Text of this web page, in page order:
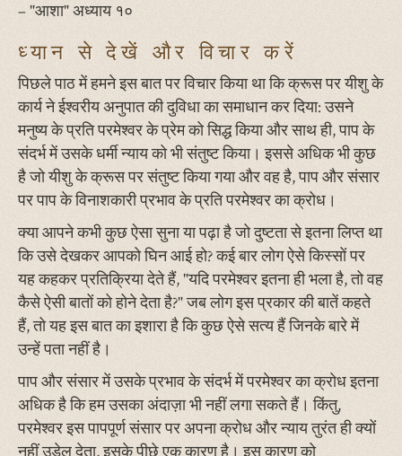
– "आशा" अध्याय १०
ध्यान से देखें और विचार करें
पिछले पाठ में हमने इस बात पर विचार किया था कि क्रूस पर यीशु के
कार्य ने ईश्वरीय अनुपात की दुविधा का समाधान कर दिया: उसने
मनुष्य के प्रति परमेश्वर के प्रेम को सिद्ध किया और साथ ही, पाप के
संदर्भ में उसके धर्मी न्याय को भी संतुष्ट किया। इससे अधिक भी कुछ
है जो यीशु के क्रूस पर संतुष्ट किया गया और वह है, पाप और संसार
पर पाप के विनाशकारी प्रभाव के प्रति परमेश्वर का क्रोध।
क्या आपने कभी कुछ ऐसा सुना या पढ़ा है जो दुष्टता से इतना लिप्त था
कि उसे देखकर आपको घिन आई हो? कई बार लोग ऐसे किस्सों पर
यह कहकर प्रतिक्रिया देते हैं, "यदि परमेश्वर इतना ही भला है, तो वह
कैसे ऐसी बातों को होने देता है?" जब लोग इस प्रकार की बातें कहते
हैं, तो यह इस बात का इशारा है कि कुछ ऐसे सत्य हैं जिनके बारे में
उन्हें पता नहीं है।
पाप और संसार में उसके प्रभाव के संदर्भ में परमेश्वर का क्रोध इतना
अधिक है कि हम उसका अंदाज़ा भी नहीं लगा सकते हैं। किंतु,
परमेश्वर इस पापपूर्ण संसार पर अपना क्रोध और न्याय तुरंत ही क्यों
नहीं उड़ेल देता, इसके पीछे एक कारण है। इस कारण को